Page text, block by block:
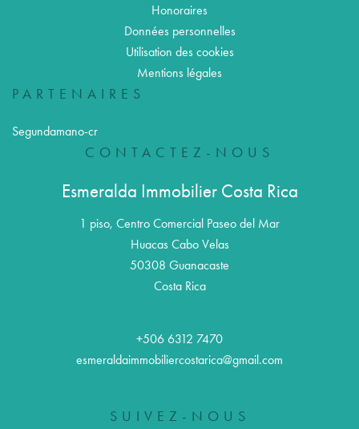
Honoraires
Données personnelles
Utilisation des cookies
Mentions légales
PARTENAIRES
Segundamano-cr
CONTACTEZ-NOUS
Esmeralda Immobilier Costa Rica
1 piso, Centro Comercial Paseo del Mar
Huacas Cabo Velas
50308 Guanacaste
Costa Rica
+506 6312 7470
esmeraldaimmobiliercostarica@gmail.com
SUIVEZ-NOUS